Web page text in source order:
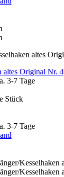
altes Original Nr. 4
3-7 Tage
Stück
3-7 Tage